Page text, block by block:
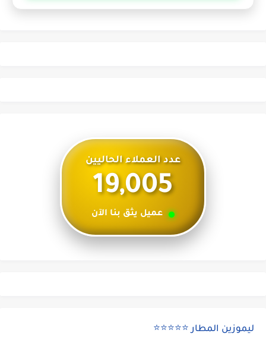
عدد العملاء الحاليين
19,005
عميل يثق بنا الآن
ليموزين المطار ⭐⭐⭐⭐⭐